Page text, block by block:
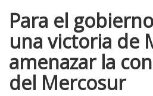
Para el
una victoria de
amenazar la
del Mercosur